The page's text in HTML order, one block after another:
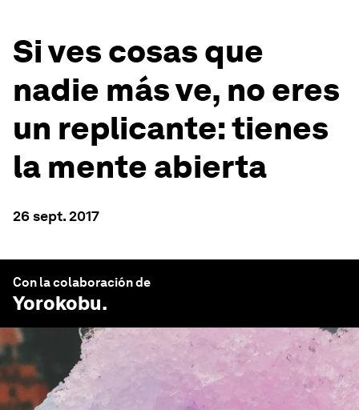
Si ves cosas que
nadie más ve, no eres
un replicante: tienes
la mente abierta
26 sept. 2017
Con la colaboración de
Yorokobu.